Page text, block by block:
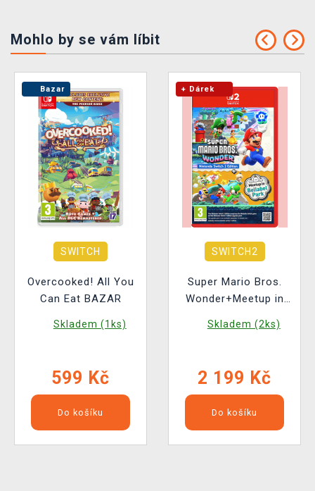
Mohlo by se vám líbit
Bazar
SWITCH
Overcooked! All You
Can Eat BAZAR
Skladem (1ks)
599 Kč
Do košíku
+ Dárek
SWITCH2
Super Mario Bros.
Wonder+Meetup in
Skladem (2ks)
2 199 Kč
Do košíku